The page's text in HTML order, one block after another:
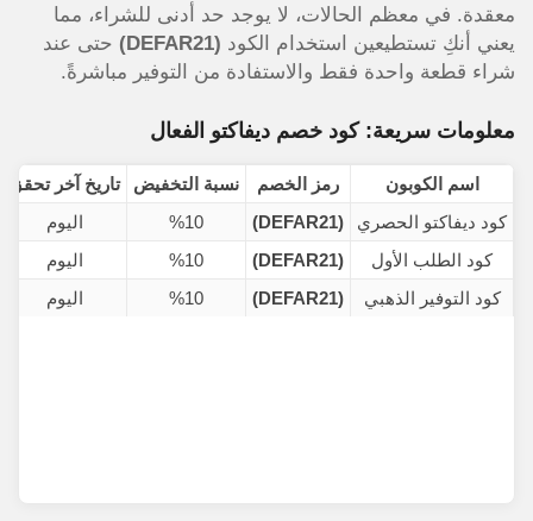
معقدة. في معظم الحالات، لا يوجد حد أدنى للشراء، مما
يعني أنكِ تستطيعين استخدام الكود (DEFAR21)
حتى عند
شراء قطعة واحدة فقط والاستفادة من التوفير مباشرةً.
معلومات سريعة: كود خصم ديفاكتو الفعال
اسم الكوبون رمز الخصم نسبة التخفيض
تاريخ آخر تحقق
كود ديفاكتو الحصري
(DEFAR21)
%10
اليوم
كود الطلب الأول
(DEFAR21)
%10
اليوم
كود التوفير الذهبي
(DEFAR21)
%10 اليوم